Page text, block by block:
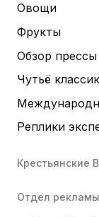
Овощи
Фрукты
Обзор прессы
Чутьё
Реплики
Крестьянские
Отдел рекламы